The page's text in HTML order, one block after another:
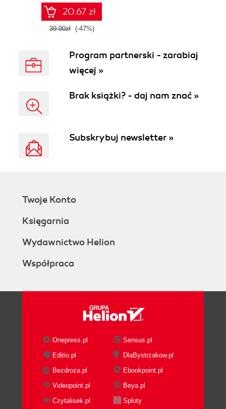
20.67 zł
39.00zł (-47%)
Program partnerski - zarabiaj
więcej »
Brak książki? - daj nam znać »
Subskrybuj newsletter »
Twoje Konto
Księgarnia
Wydawnictwo Helion
Współpraca
Onepress.pl
Sensus.pl
Editio.pl
DlaBystrzakow.pl
Bezdroza.pl
Ebookpoint.pl
Videopoint.pl
Beya.pl
Czytalisek.pl
Sploty